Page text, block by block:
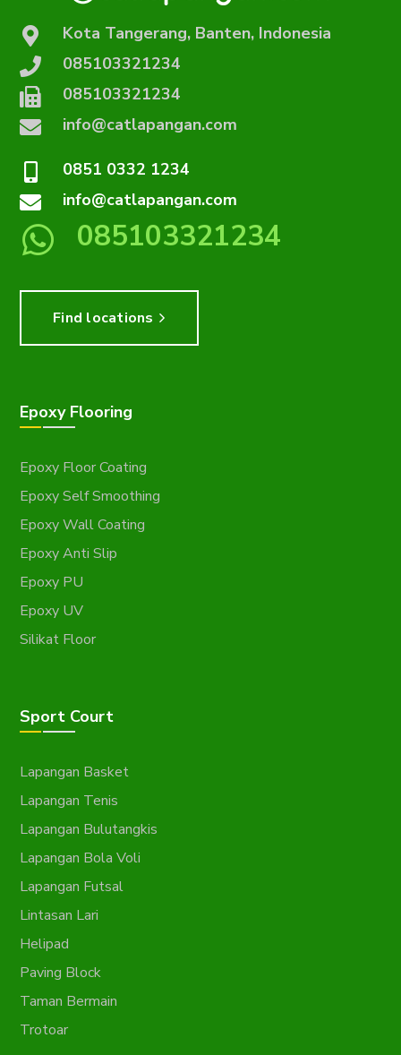
Kota Tangerang, Banten, Indonesia
085103321234
085103321234
info@catlapangan.com
0851 0332 1234
info@catlapangan.com
085103321234
Find locations
Epoxy Flooring
Epoxy Floor Coating
Epoxy Self Smoothing
Epoxy Wall Coating
Epoxy Anti Slip
Epoxy PU
Epoxy UV
Silikat Floor
Sport Court
Lapangan Basket
Lapangan Tenis
Lapangan Bulutangkis
Lapangan Bola Voli
Lapangan Futsal
Lintasan Lari
Helipad
Paving Block
Taman Bermain
Trotoar